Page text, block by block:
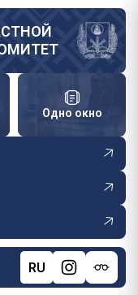
Одно окно
RU